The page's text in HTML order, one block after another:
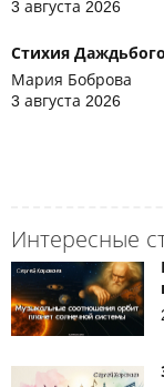
3 августа 2026
Стихия
Мария Боброва
3 августа 2026
Интересные